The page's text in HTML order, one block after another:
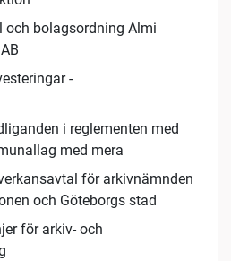
och bolagsordning Almi
-
i reglementen med
med mera
för arkivnämnden
och Göteborgs stad
för arkiv- och